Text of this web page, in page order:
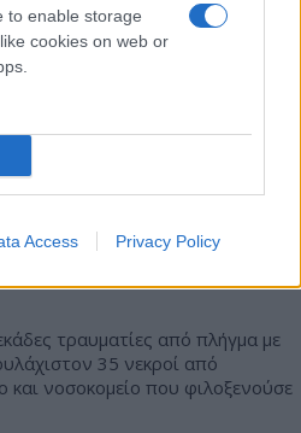
to enable storage
cookies on web or
Access Privacy Policy
πλήγματα σε σχολείο
τραυματίες από πλήγμα με
35 νεκροί από
και νοσοκομείο που φιλοξενούσε